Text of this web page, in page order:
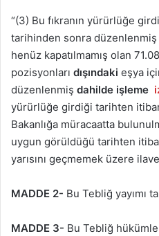
“(3) Bu fıkranın yürürlüğe
tarihinden sonra düzenlenmiş
henüz kapatılmamış olan
pozisyonları dışındaki eşya
düzenlenmiş dahilde işleme
yürürlüğe girdiği tarihten
Bakanlığa müracaatta
uygun görüldüğü tarihten
yarısını geçmemek üzere
MADDE 2- Bu Tebliğ yayımı
MADDE 3- Bu Tebliğ